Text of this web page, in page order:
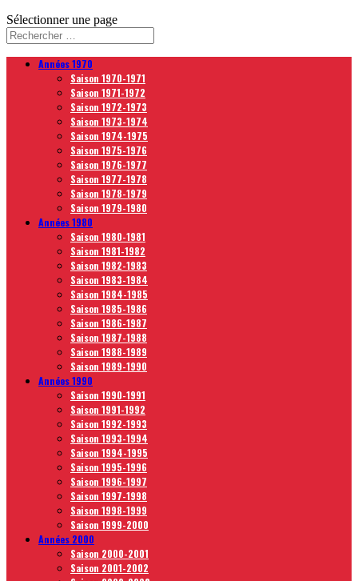
Sélectionner une page
Années 1970
Saison 1970-1971
Saison 1971-1972
Saison 1972-1973
Saison 1973-1974
Saison 1974-1975
Saison 1975-1976
Saison 1976-1977
Saison 1977-1978
Saison 1978-1979
Saison 1979-1980
Années 1980
Saison 1980-1981
Saison 1981-1982
Saison 1982-1983
Saison 1983-1984
Saison 1984-1985
Saison 1985-1986
Saison 1986-1987
Saison 1987-1988
Saison 1988-1989
Saison 1989-1990
Années 1990
Saison 1990-1991
Saison 1991-1992
Saison 1992-1993
Saison 1993-1994
Saison 1994-1995
Saison 1995-1996
Saison 1996-1997
Saison 1997-1998
Saison 1998-1999
Saison 1999-2000
Années 2000
Saison 2000-2001
Saison 2001-2002